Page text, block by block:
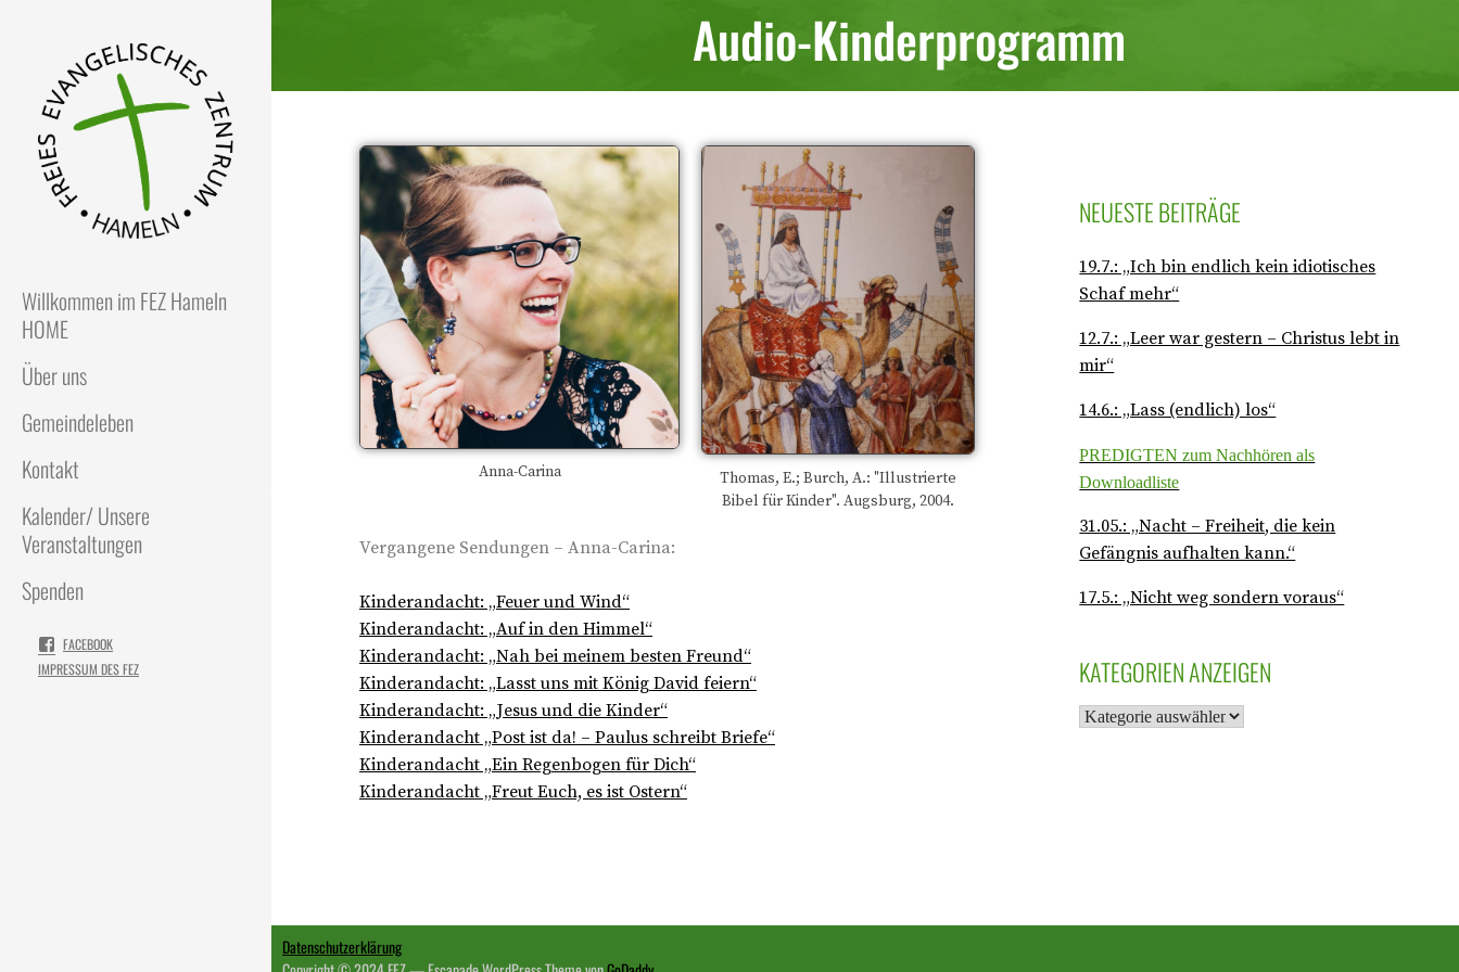
Willkommen im FEZ Hameln
HOME
Über uns
Gemeindeleben
Kontakt
Kalender/ Unsere
Veranstaltungen
Spenden
FACEBOOK
IMPRESSUM DES FEZ
Audio-Kinderprogramm
Anna-Carina
Thomas, E.; Burch, A.: "Illustrierte
Bibel für Kinder". Augsburg, 2004.
Vergangene Sendungen – Anna-Carina:
Kinderandacht: „Feuer und Wind“
Kinderandacht: „Auf in den Himmel“
Kinderandacht: „Nah bei meinem besten Freund“
Kinderandacht: „Lasst uns mit König David feiern“
Kinderandacht: „Jesus und die Kinder“
Kinderandacht „Post ist da! – Paulus schreibt Briefe“
Kinderandacht „Ein Regenbogen für Dich“
Kinderandacht „Freut Euch, es ist Ostern“
NEUESTE BEITRÄGE
19.7.: „Ich bin endlich kein idiotisches
Schaf mehr“
12.7.: „Leer war gestern – Christus lebt in
mir“
14.6.: „Lass (endlich) los“
PREDIGTEN zum Nachhören als
Downloadliste
31.05.: „Nacht – Freiheit, die kein
Gefängnis aufhalten kann.“
17.5.: „Nicht weg sondern voraus“
KATEGORIEN ANZEIGEN
Datenschutzerklärung